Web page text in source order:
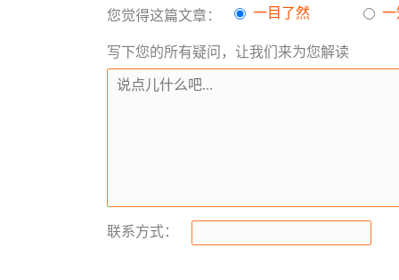
您觉得这篇文章： 一目了然 一
写下您的所有疑问，让我们来为您解读
联系方式：